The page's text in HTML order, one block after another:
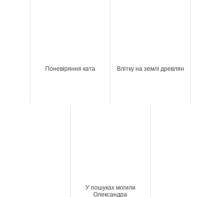
Поневіряння ката Влітку на землі древлян
У пошуках могили
Олександра